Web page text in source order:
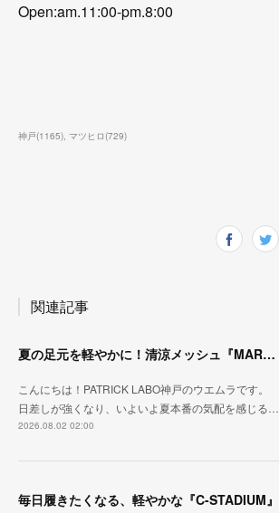
Open:am.11:00-pm.8:00
神戸(1165) マツヒロ(729)
関連記事
夏の足元を軽やかに！清涼メッシュ『MARATHON-ME2』
こんにちは！PATRICK LABO神戸のウエムラです。
日差しが強くなり、いよいよ夏本番の気配を感じる…
2026.08.02 02:00
毎日履きたくなる、軽やかな『C-STADIUM』